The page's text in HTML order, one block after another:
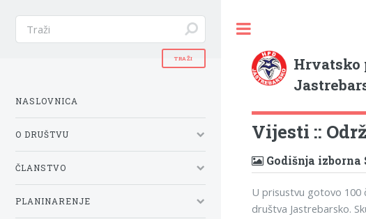
Hrvatsko
Vijesti ::
Godišnja izborna
U prisustvu gotovo 100
društva Jastrebarsko.
NASLOVNICA
O DRUŠTVU
ČLANSTVO
PLANINARENJE